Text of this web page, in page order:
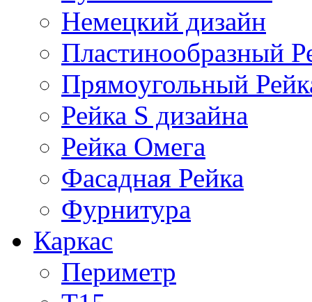
Немецкий дизайн
Пластинообразный
Прямоугольный
Рейка S дизайна
Рейка Омега
Фасадная Рейка
Фурнитура
Каркас
Периметр